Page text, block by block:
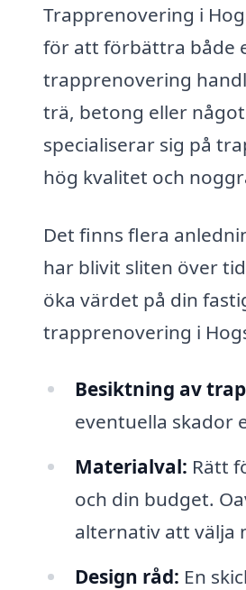
Trapprenovering i
för att förbättra både
trapprenovering
trä, betong eller
specialiserar sig på
hög kvalitet och
Det finns flera
har blivit sliten över
öka värdet på din
trapprenovering i
Besiktning av
eventuella skador
Materialval: Rätt
och din budget.
alternativ att välja
Design råd: En